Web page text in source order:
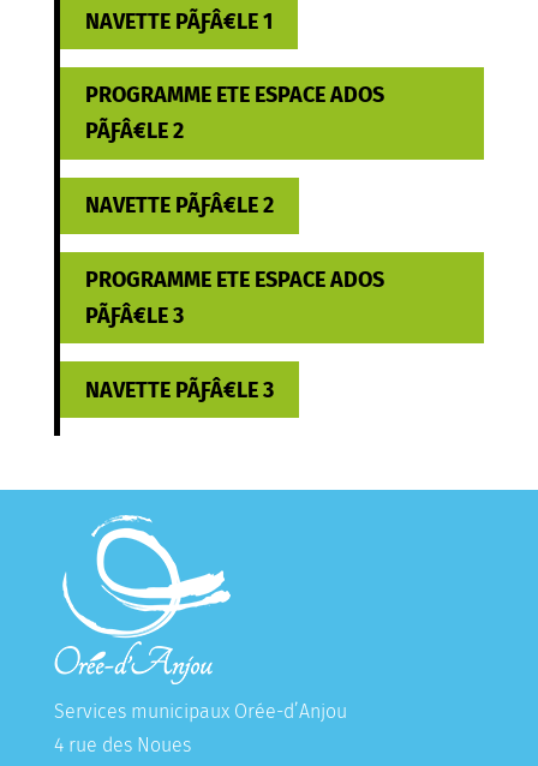
NAVETTE PÃƑÂ€LE 1
PROGRAMME ETE ESPACE ADOS
PÃƑÂ€LE 2
NAVETTE PÃƑÂ€LE 2
PROGRAMME ETE ESPACE ADOS
PÃƑÂ€LE 3
NAVETTE PÃƑÂ€LE 3
Services municipaux Orée-d’Anjou
4 rue des Noues